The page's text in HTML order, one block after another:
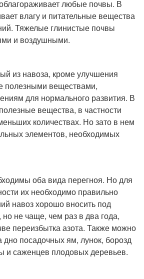
любые почвы. В
влагу и питательные вещества
Тяжелые глинистые почвы
и воздушными.
из навоза, кроме улучшения
полезными веществами,
для нормального развития. В
вещества, в частности
количествах. Но зато в нем
элементов, необходимых
оба вида перегноя. Но для
их необходимо правильно
навоз хорошо вносить под
не чаще, чем раз в два года,
переизбытка азота. Также можно
дно посадочных ям, лунок, борозд
и саженцев плодовых деревьев.